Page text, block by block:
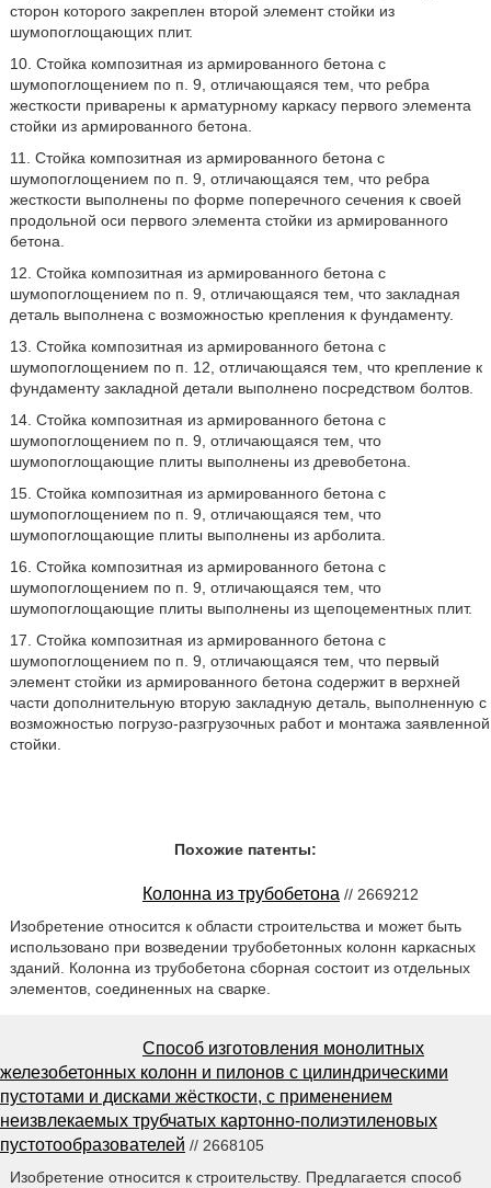
сторон которого закреплен второй элемент стойки из
шумопоглощающих плит.
10. Стойка композитная из армированного бетона с
шумопоглощением по п. 9, отличающаяся тем, что ребра
жесткости приварены к арматурному каркасу первого элемента
стойки из армированного бетона.
11. Стойка композитная из армированного бетона с
шумопоглощением по п. 9, отличающаяся тем, что ребра
жесткости выполнены по форме поперечного сечения к своей
продольной оси первого элемента стойки из армированного
бетона.
12. Стойка композитная из армированного бетона с
шумопоглощением по п. 9, отличающаяся тем, что закладная
деталь выполнена с возможностью крепления к фундаменту.
13. Стойка композитная из армированного бетона с
шумопоглощением по п. 12, отличающаяся тем, что крепление к
фундаменту закладной детали выполнено посредством болтов.
14. Стойка композитная из армированного бетона с
шумопоглощением по п. 9, отличающаяся тем, что
шумопоглощающие плиты выполнены из древобетона.
15. Стойка композитная из армированного бетона с
шумопоглощением по п. 9, отличающаяся тем, что
шумопоглощающие плиты выполнены из арболита.
16. Стойка композитная из армированного бетона с
шумопоглощением по п. 9, отличающаяся тем, что
шумопоглощающие плиты выполнены из щепоцементных плит.
17. Стойка композитная из армированного бетона с
шумопоглощением по п. 9, отличающаяся тем, что первый
элемент стойки из армированного бетона содержит в верхней
части дополнительную вторую закладную деталь, выполненную с
возможностью погрузо-разгрузочных работ и монтажа заявленной
стойки.
Похожие патенты:
Колонна из трубобетона // 2669212
Изобретение относится к области строительства и может быть
использовано при возведении трубобетонных колонн каркасных
зданий. Колонна из трубобетона сборная состоит из отдельных
элементов, соединенных на сварке.
Способ изготовления монолитных
железобетонных колонн и пилонов с цилиндрическими
пустотами и дисками жёсткости, с применением
неизвлекаемых трубчатых картонно-полиэтиленовых
пустотообразователей // 2668105
Изобретение относится к строительству. Предлагается способ